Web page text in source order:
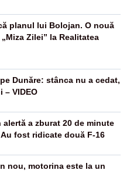
planul lui Bolojan. O nouă
Zilei” la Realitatea
Dunăre: stânca nu a cedat,
– VIDEO
a zburat 20 de minute
fost ridicate două F-16
nou, motorina este la un